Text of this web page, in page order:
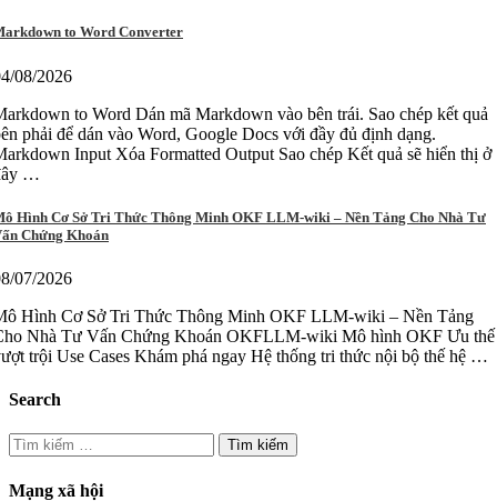
to Word Converter
08/2026
to Word Dán mã Markdown vào bên trái. Sao chép kết quả
phải để dán vào Word, Google Docs với đầy đủ định dạng.
Input Xóa Formatted Output Sao chép Kết quả sẽ hiển thị ở
…
Hình Cơ Sở Tri Thức Thông Minh OKF LLM-wiki – Nền Tảng Cho Nhà Tư
Chứng Khoán
07/2026
Hình Cơ Sở Tri Thức Thông Minh OKF LLM-wiki – Nền Tảng
Nhà Tư Vấn Chứng Khoán OKFLLM-wiki Mô hình OKF Ưu thế
trội Use Cases Khám phá ngay Hệ thống tri thức nội bộ thế hệ …
Search
Tìm
kiếm
cho:
Mạng xã hội